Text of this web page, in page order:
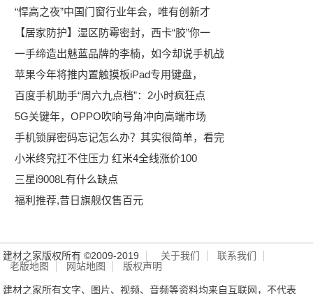
“悍高之夜”中国门窗行业年会，唯有创新才
【居家防护】湿区防霉密封，西卡“胶”你一
一手缔造出魅蓝品牌的李楠，如今却说手机战
苹果今年将推内置触摸板iPad专用键盘，
百度手机助手“周六九点档”：2小时疯狂点
5G关键年，OPPO吹响号角冲向高端市场
手机锁屏密码忘记怎么办？其实很简单，看完
小米终究扛不住压力 红米4全线涨价100
三星i9008L有什么缺点
福利推荐,昔日旗舰仅售百元
建材之家版权所有 ©2009-2019 关于我们
联系我们
老版地图
网站地图 版权声明
建材之家所有文字、图片、视频、音频等资料均来自互联网，不代表